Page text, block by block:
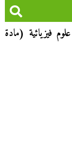
فيزيائية (مادة